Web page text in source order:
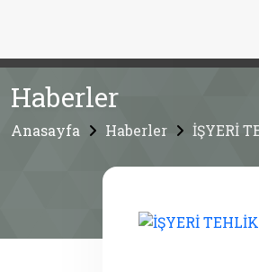
Haberler
Anasayfa Haberler İŞYERİ